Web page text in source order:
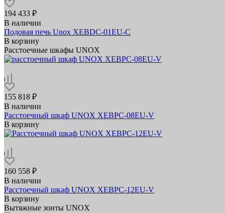
194 433 ₽
В наличии
Подовая печь Unox XEBDC-01EU-C
В корзину
Расстоечные шкафы UNOX
155 818 ₽
В наличии
Расстоечный шкаф UNOX XEBPC-08EU-V
В корзину
160 558 ₽
В наличии
Расстоечный шкаф UNOX XEBPC-12EU-V
В корзину
Вытяжные зонты UNOX